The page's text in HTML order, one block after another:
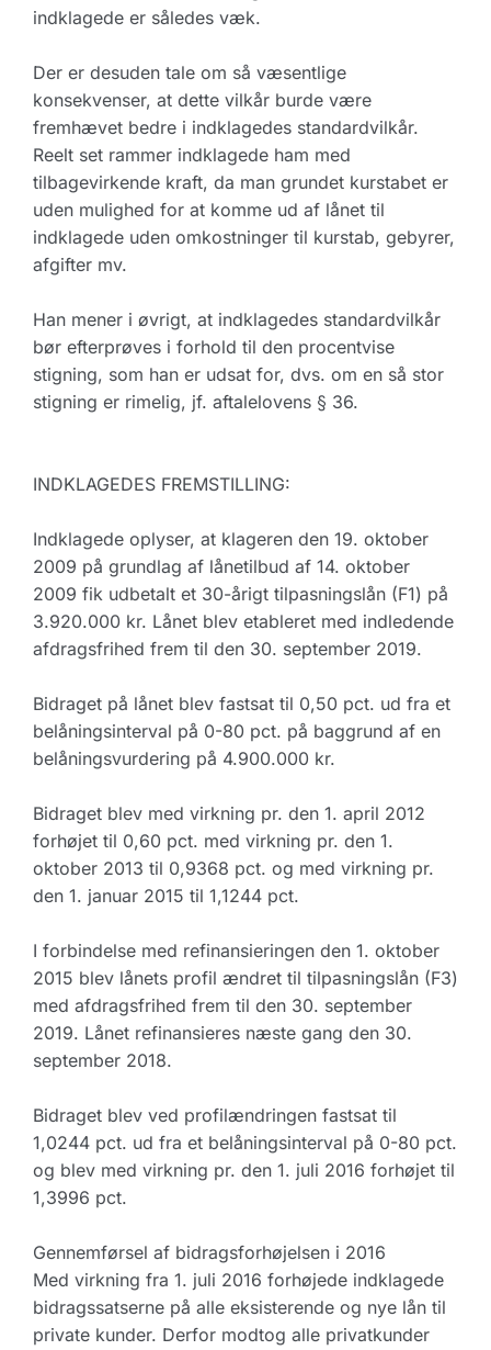
indklagede er således væk.
Der er desuden tale om så væsentlige
konsekvenser, at dette vilkår burde være
fremhævet bedre i indklagedes standardvilkår.
Reelt set rammer indklagede ham med
tilbagevirkende kraft, da man grundet kurstabet er
uden mulighed for at komme ud af lånet til
indklagede uden omkostninger til kurstab, gebyrer,
afgifter mv.
Han mener i øvrigt, at indklagedes standardvilkår
bør efterprøves i forhold til den procentvise
stigning, som han er udsat for, dvs. om en så stor
stigning er rimelig, jf. aftalelovens § 36.
INDKLAGEDES FREMSTILLING:
Indklagede oplyser, at klageren den 19. oktober
2009 på grundlag af lånetilbud af 14. oktober
2009 fik udbetalt et 30-årigt tilpasningslån (F1) på
3.920.000 kr. Lånet blev etableret med indledende
afdragsfrihed frem til den 30. september 2019.
Bidraget på lånet blev fastsat til 0,50 pct. ud fra et
belåningsinterval på 0-80 pct. på baggrund af en
belåningsvurdering på 4.900.000 kr.
Bidraget blev med virkning pr. den 1. april 2012
forhøjet til 0,60 pct. med virkning pr. den 1.
oktober 2013 til 0,9368 pct. og med virkning pr.
den 1. januar 2015 til 1,1244 pct.
I forbindelse med refinansieringen den 1. oktober
2015 blev lånets profil ændret til tilpasningslån (F3)
med afdragsfrihed frem til den 30. september
2019. Lånet refinansieres næste gang den 30.
september 2018.
Bidraget blev ved profilændringen fastsat til
1,0244 pct. ud fra et belåningsinterval på 0-80 pct.
og blev med virkning pr. den 1. juli 2016 forhøjet til
1,3996 pct.
Gennemførsel af bidragsforhøjelsen i 2016
Med virkning fra 1. juli 2016 forhøjede indklagede
bidragssatserne på alle eksisterende og nye lån til
private kunder. Derfor modtog alle privatkunder